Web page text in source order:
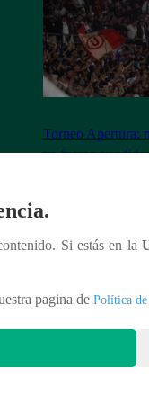
Torneo Apertura:
ya fueron
Si estás en la
pagina de Política